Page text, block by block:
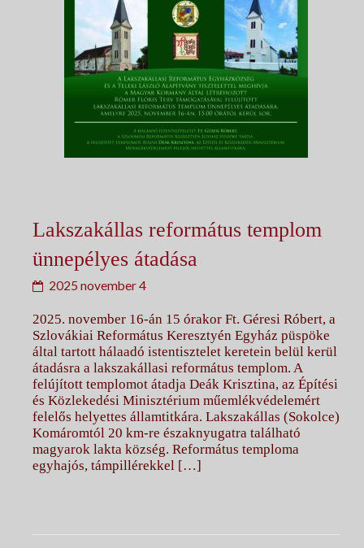
Lakszakállas református templom
ünnepélyes átadása
2025 november 4
2025. november 16-án 15 órakor Ft. Géresi Róbert, a
Szlovákiai Református Keresztyén Egyház püspöke
által tartott hálaadó istentisztelet keretein belül kerül
átadásra a lakszakállasi református templom. A
felújított templomot átadja Deák Krisztina, az Építési
és Közlekedési Minisztérium műemlékvédelemért
felelős helyettes államtitkára. Lakszakállas (Sokolce)
Komáromtól 20 km-re északnyugatra található
magyarok lakta község. Református temploma
egyhajós, támpillérekkel […]